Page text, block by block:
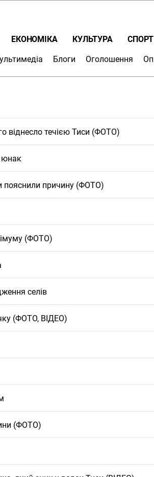
ЕКОНОМІКА КУЛЬТУРА СПОРТ
Блоги Оголошення
віднесло течією Тиси (ФОТО)
юнак
пояснили причину (ФОТО)
(ФОТО)
селів
(ФОТО, ВІДЕО)
(ФОТО)